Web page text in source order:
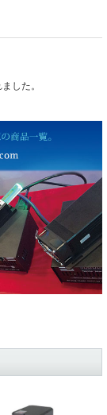
した。